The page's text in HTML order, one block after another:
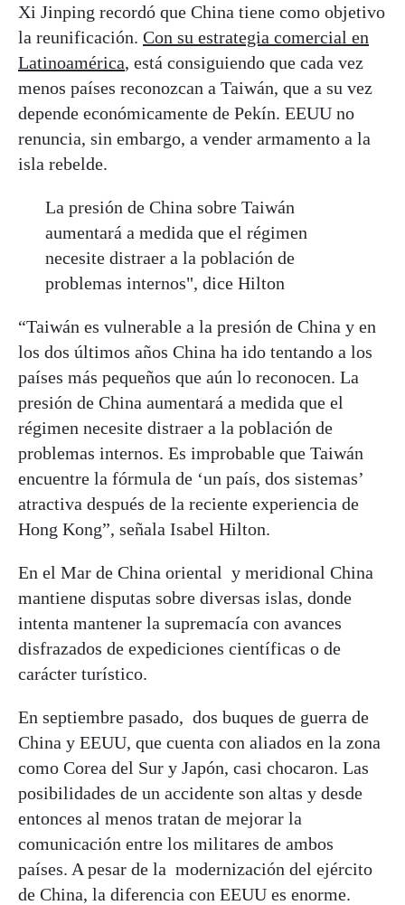
Xi Jinping recordó que China tiene como objetivo
la reunificación. Con su estrategia comercial en
Latinoamérica, está consiguiendo que cada vez
menos países reconozcan a Taiwán, que a su vez
depende económicamente de Pekín. EEUU no
renuncia, sin embargo, a vender armamento a la
isla rebelde.
La presión de China sobre Taiwán
aumentará a medida que el régimen
necesite distraer a la población de
problemas internos", dice Hilton
“Taiwán es vulnerable a la presión de China y en
los dos últimos años China ha ido tentando a los
países más pequeños que aún lo reconocen. La
presión de China aumentará a medida que el
régimen necesite distraer a la población de
problemas internos. Es improbable que Taiwán
encuentre la fórmula de ‘un país, dos sistemas’
atractiva después de la reciente experiencia de
Hong Kong”, señala Isabel Hilton.
En el Mar de China oriental y meridional China
mantiene disputas sobre diversas islas, donde
intenta mantener la supremacía con avances
disfrazados de expediciones científicas o de
carácter turístico.
En septiembre pasado, dos buques de guerra de
China y EEUU, que cuenta con aliados en la zona
como Corea del Sur y Japón, casi chocaron. Las
posibilidades de un accidente son altas y desde
entonces al menos tratan de mejorar la
comunicación entre los militares de ambos
países. A pesar de la modernización del ejército
de China, la diferencia con EEUU es enorme.